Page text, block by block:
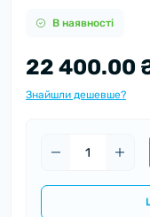
В наявності
22 400.00
Знайшли дешевше?